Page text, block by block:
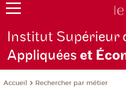
Institut Supérieur
Appliquéeset
Accueil Rechercher par métier